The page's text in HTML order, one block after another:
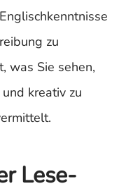
zu
was Sie sehen,
kreativ zu
Lese-